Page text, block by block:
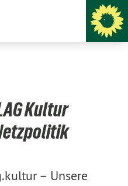
Kultur
– Unsere